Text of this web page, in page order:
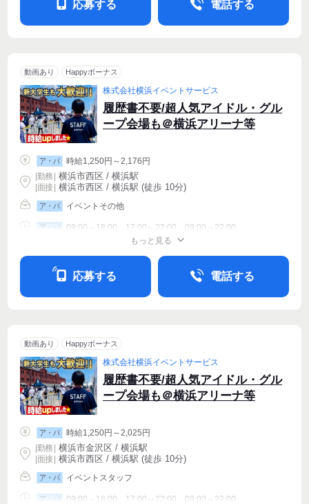
応募する 電話する
動画あり Happyボーナス
株式会社横浜イベントサービス
履歴書不要/超人気アイドル・グル
ープ会場も＠横浜アリーナ等
ア・パ
時給1,250円～2,176円
|勤務 横浜市西区 / 横浜駅
| 面接 | 横浜市西区 / 横浜駅 (徒歩 10分)
ア・パ イベントその他
ア・パ 09:00～18:00、17:00～22:00、09:00～22:00
もっと見る
応募する 電話する
動画あり Happyボーナス
株式会社横浜イベントサービス
履歴書不要/超人気アイドル・グル
ープ会場も＠横浜アリーナ等
ア・パ
時給1,250円～2,025円
|勤務 横浜市金沢区 / 横浜駅
| 面接 | 横浜市西区 / 横浜駅 (徒歩 10分)
ア・パ イベントスタッフ
ア・パ 09:00～18:00、17:00～22:00、09:00～22:00